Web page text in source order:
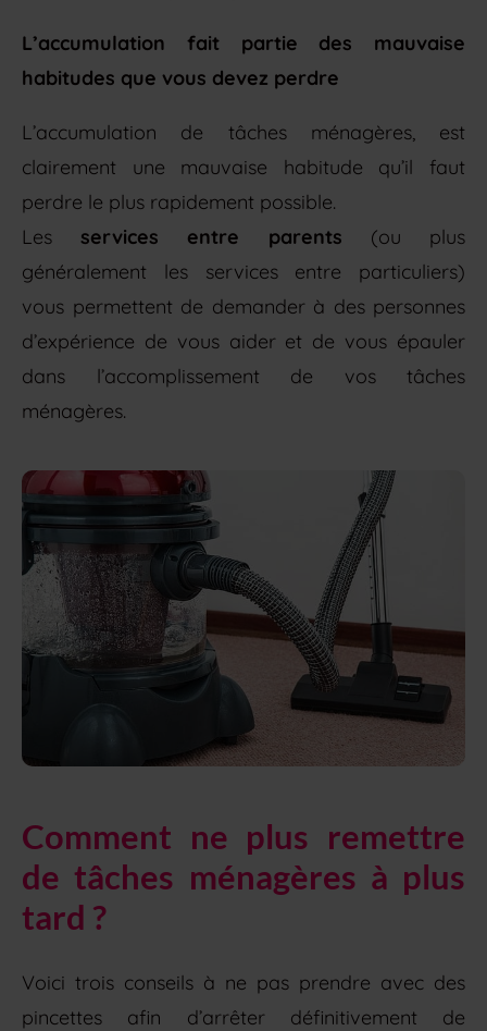
L’accumulation fait partie des mauvaise
habitudes que vous devez perdre
L’accumulation de tâches ménagères, est
clairement une mauvaise habitude qu’il faut
perdre le plus rapidement possible.
Les services entre parents (ou plus
généralement les services entre particuliers)
vous permettent de demander à des personnes
d’expérience de vous aider et de vous épauler
dans l’accomplissement de vos tâches
ménagères.
Comment ne plus remettre
de tâches ménagères à plus
tard ?
Voici trois conseils à ne pas prendre avec des
pincettes afin d’arrêter définitivement de